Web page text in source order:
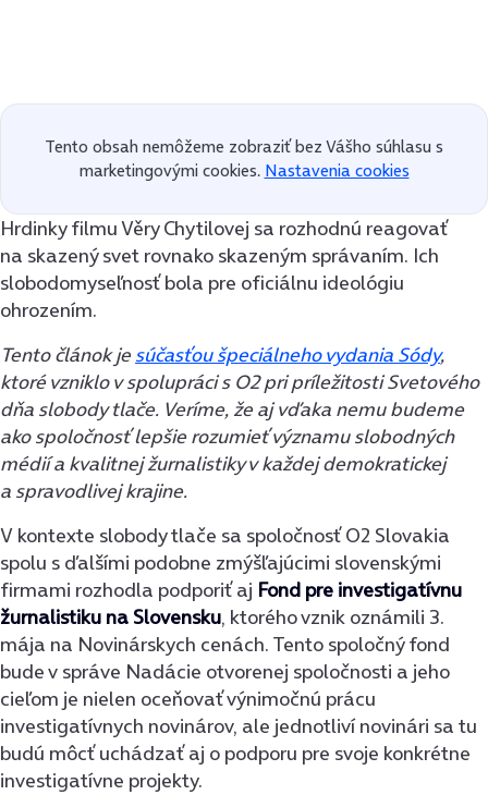
Tento obsah nemôžeme zobraziť bez Vášho súhlasu s
marketingovými cookies. Nastavenia cookies
Hrdinky filmu Věry Chytilovej sa rozhodnú reagovať
na skazený svet rovnako skazeným správaním. Ich
slobodomyseľnosť bola pre oficiálnu ideológiu
ohrozením.
Tento článok jesúčasťou špeciálneho vydania Sódy,
ktoré vzniklo v spolupráci s O2 pri príležitosti Svetového
dňa slobody tlače. Veríme, že aj vďaka nemu budeme
ako spoločnosť lepšie rozumieť významu slobodných
médií a kvalitnej žurnalistiky v každej demokratickej
a spravodlivej krajine.
V kontexte slobody tlače sa spoločnosť O2 Slovakia
spolu s ďalšími podobne zmýšľajúcimi slovenskými
firmami rozhodla podporiť aj Fond pre investigatívnu
žurnalistiku na Slovensku, ktorého vznik oznámili 3.
mája na Novinárskych cenách. Tento spoločný fond
bude v správe Nadácie otvorenej spoločnosti a jeho
cieľom je nielen oceňovať výnimočnú prácu
investigatívnych novinárov, ale jednotliví novinári sa tu
budú môcť uchádzať aj o podporu pre svoje konkrétne
investigatívne projekty.